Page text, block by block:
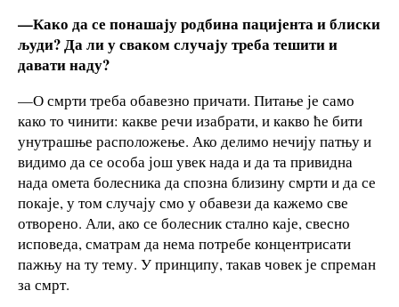
—Како да се понашају родбина пацијента и блиски
људи? Да ли у сваком случају треба тешити и
давати наду?
—О смрти треба обавезно причати. Питање је само
како то чинити: какве речи изабрати, и какво ће бити
унутрашње расположење. Ако делимо нечију патњу и
видимо да се особа још увек нада и да та привидна
нада омета болесника да спозна близину смрти и да се
покаје, у том случају смо у обавези да кажемо све
отворено. Али, ако се болесник стално каје, свесно
исповеда, сматрам да нема потребе концентрисати
пажњу на ту тему. У принципу, такав човек је спреман
за смрт.